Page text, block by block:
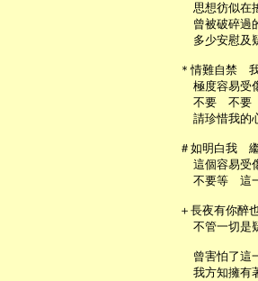
思想彷似在
曾被破碎過
多少安慰及
＊情難自禁　
極度容易受
不要　不要
請珍惜我的
＃如明白我　
這個容易受
不要等　這
＋長夜有你醉
不管一切是
曾害怕了這
我方知擁有